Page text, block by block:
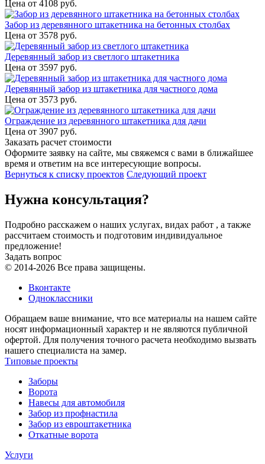
Цена от 4108 руб.
Забор из деревянного штакетника на бетонных столбах
Цена от 3578 руб.
Деревянный забор из светлого штакетника
Цена от 3597 руб.
Деревянный забор из штакетника для частного дома
Цена от 3573 руб.
Ограждение из деревянного штакетника для дачи
Цена от 3907 руб.
Заказать расчет стоимости
Оформите заявку на сайте, мы свяжемся с вами в ближайшее
время и ответим на все интересующие вопросы.
Вернуться к списку проектов Следующий проект
Нужна консультация?
Подробно расскажем о наших услугах, видах работ , а также
рассчитаем стоимость и подготовим индивидуальное
предложение!
Задать вопрос
© 2014-2026 Все права защищены.
Вконтакте
Одноклассники
Обращаем ваше внимание, что все материалы на нашем сайте
носят информационный характер и не являются публичной
офертой. Для получения точного расчета необходимо вызвать
нашего специалиста на замер.
Типовые проекты
Заборы
Ворота
Навесы для автомобиля
Забор из профнастила
Забор из евроштакетника
Откатные ворота
Услуги